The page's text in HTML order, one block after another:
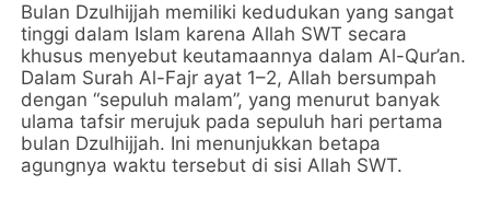
Bulan Dzulhijjah memiliki kedudukan yang sangat
tinggi dalam Islam karena Allah SWT secara
khusus menyebut keutamaannya dalam Al-Qur’an.
Dalam Surah Al-Fajr ayat 1–2, Allah bersumpah
dengan “sepuluh malam”, yang menurut banyak
ulama tafsir merujuk pada sepuluh hari pertama
bulan Dzulhijjah. Ini menunjukkan betapa
agungnya waktu tersebut di sisi Allah SWT.